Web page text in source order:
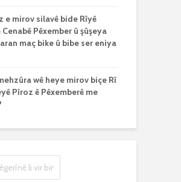
e mirov silavê bide Rîyê
Pêxember û şûşeya
maç bike û bibe ser eniya
wê heye mirov biçe Rî
Pîroz ê Pêxemberê me